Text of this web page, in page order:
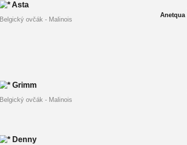
Asta
Belgický ovčák - Malinois
Anetqua
Grimm
Belgický ovčák - Malinois
Denny